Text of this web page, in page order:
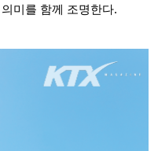
미를 함께 조명한다.